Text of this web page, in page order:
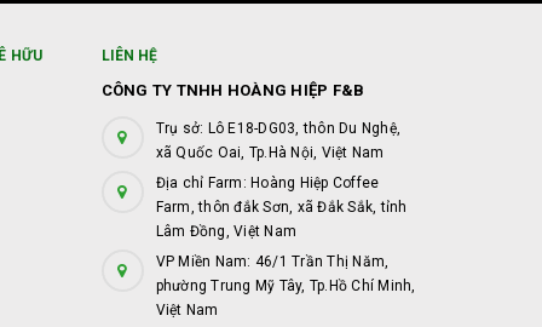
HỮU
LIÊN HỆ
CÔNG TY TNHH HOÀNG HIỆP F&B
Trụ sở: Lô E18-DG03, thôn Du Nghệ,
xã Quốc Oai, Tp.Hà Nội, Việt Nam
Địa chỉ Farm: Hoàng Hiệp Coffee
Farm, thôn đắk Sơn, xã Đắk Sắk, tỉnh
Lâm Đồng, Việt Nam
VP Miền Nam: 46/1 Trần Thị Năm,
phường Trung Mỹ Tây, Tp.Hồ Chí Minh,
Việt Nam